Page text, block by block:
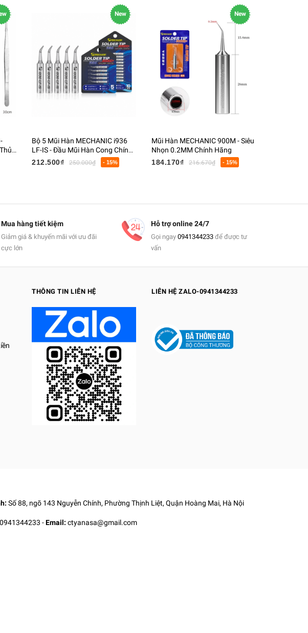
New
Bộ 5 Mũi Hàn MECHANIC i936
LF-IS - Đầu Mũi Hàn Cong Chính
Xác Cao - Phụ Kiện Trạm Hàn
212.500₫ 250.000₫ - 15%
New
Mũi Hàn MECHANIC 900M - Siêu
Nhọn 0.2MM Chính Hãng
184.170₫
216.670₫ - 15%
Mua hàng tiết kiệm
Giảm giá & khuyến mãi với ưu đãi
cực lớn
Hỗ trợ online 24/7
Gọi ngay 0941344233để được tư
vấn
THÔNG TIN LIÊN HỆ LIÊN HỆ ZALO-0941344233
Số 88, ngõ 143 Nguyễn Chính, Phường Thịnh Liệt, Quận Hoàng Mai, Hà Nội
0941344233 -Email: ctyanasa@gmail.com